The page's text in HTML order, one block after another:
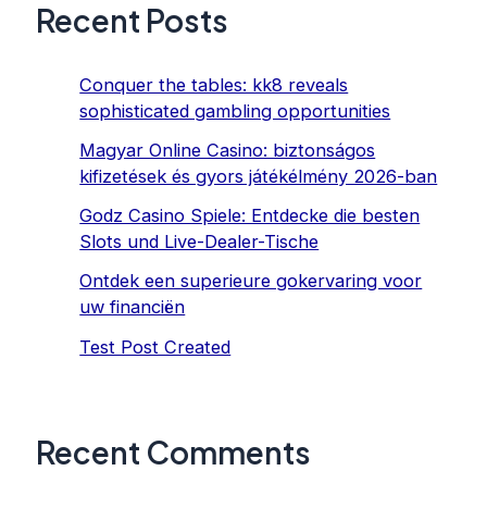
Recent Posts
Conquer the tables: kk8 reveals
sophisticated gambling opportunities
Magyar Online Casino: biztonságos
kifizetések és gyors játékélmény 2026-ban
Godz Casino Spiele: Entdecke die besten
Slots und Live-Dealer-Tische
Ontdek een superieure gokervaring voor
uw financiën
Test Post Created
Recent Comments